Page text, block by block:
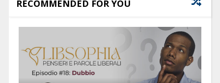
RECOMMENDED FOR YOU